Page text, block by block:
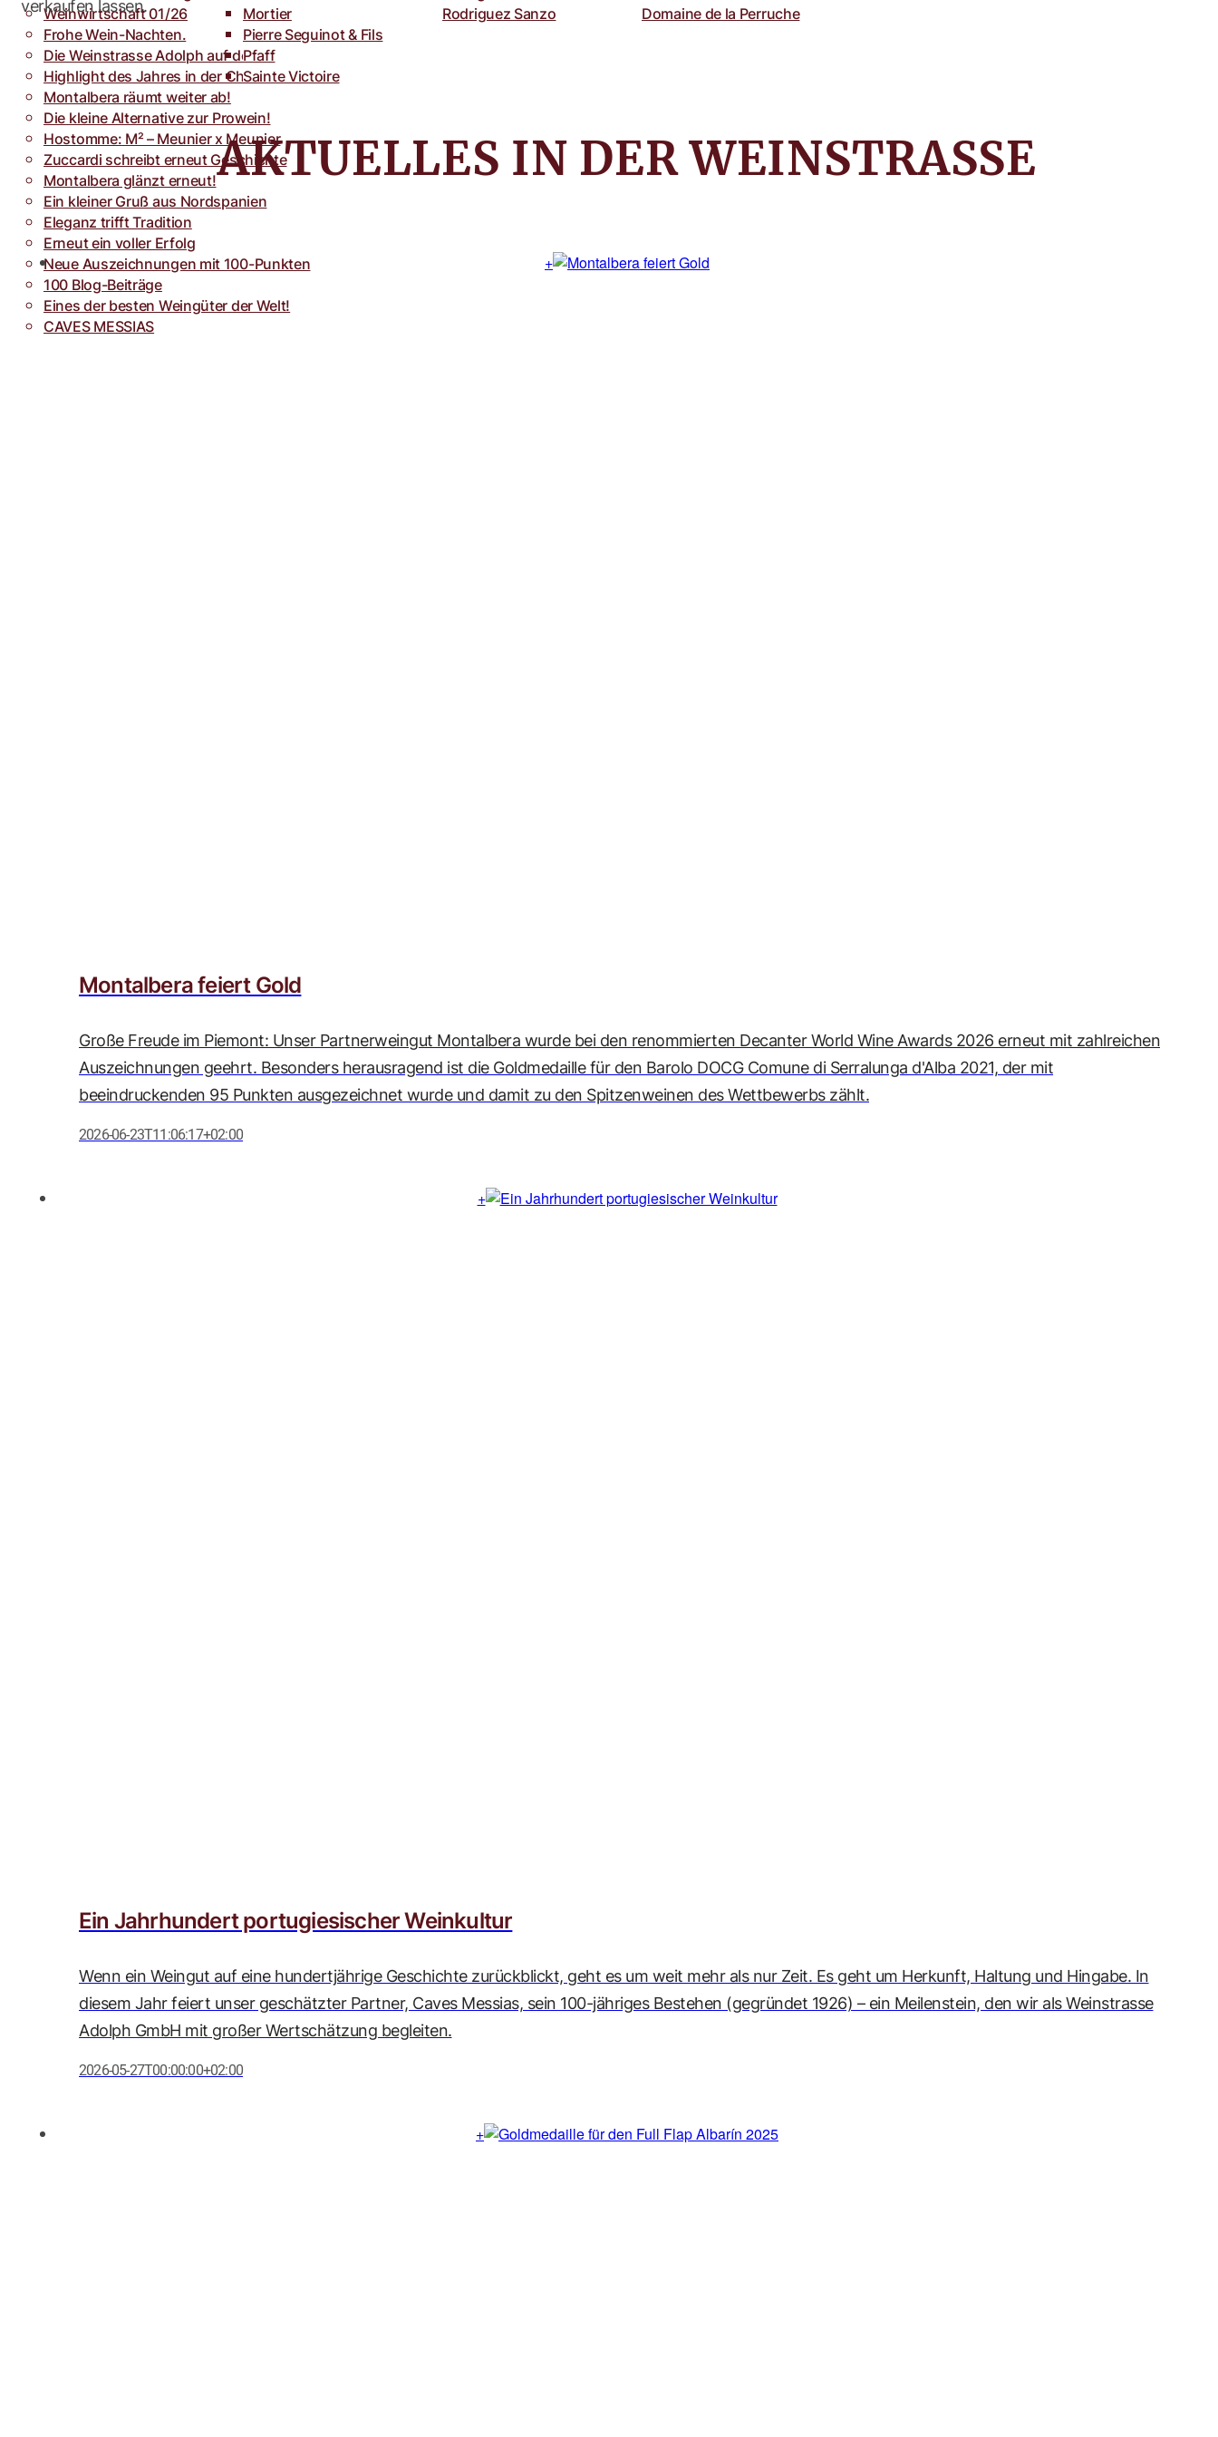
Weinwirtschaft 01/26
Frohe Wein-Nachten.
Die Weinstrasse Adolph auf der weinFACH
Highlight des Jahres in der Champagne.
Montalbera räumt weiter ab!
Die kleine Alternative zur Prowein!
Hostomme: M² – Meunier x Meunier
Zuccardi schreibt erneut Geschichte
Montalbera glänzt erneut!
Ein kleiner Gruß aus Nordspanien
Eleganz trifft Tradition
Erneut ein voller Erfolg
Neue Auszeichnungen mit 100-Punkten
100 Blog-Beiträge
Eines der besten Weingüter der Welt!
CAVES MESSIAS
Saumur
Domaine de la Perruche
Toro
Rodriguez Sanzo
Rocca dei Forti
Villa Armellina
Mortier
Pierre Seguinot & Fils
Pfaff
Sainte Victoire
Montalbera feiert Gold
Große Freude im Piemont: Unser Partnerweingut Montalbera wurde bei den renommierten Decanter World Wine Awards 2026 erneut mit zahlreichen
Auszeichnungen geehrt. Besonders herausragend ist die Goldmedaille für den Barolo DOCG Comune di Serralunga d'Alba 2021, der mit
beeindruckenden 95 Punkten ausgezeichnet wurde und damit zu den Spitzenweinen des Wettbewerbs zählt.
2026-06-23T11:06:17+02:00
Ein Jahrhundert portugiesischer Weinkultur
Wenn ein Weingut auf eine hundertjährige Geschichte zurückblickt, geht es um weit mehr als nur Zeit. Es geht um Herkunft, Haltung und Hingabe. In
diesem Jahr feiert unser geschätzter Partner, Caves Messias, sein 100-jähriges Bestehen (gegründet 1926) – ein Meilenstein, den wir als Weinstrasse
Adolph GmbH mit großer Wertschätzung begleiten.
2026-05-27T00:00:00+02:00